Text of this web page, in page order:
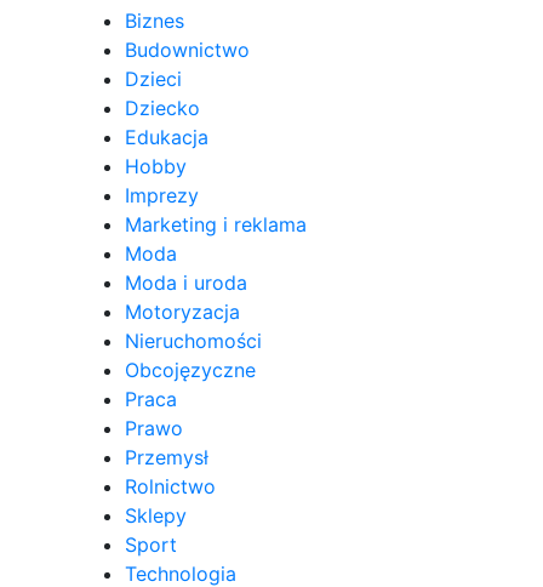
Biznes
Budownictwo
Dzieci
Dziecko
Edukacja
Hobby
Imprezy
Marketing i reklama
Moda
Moda i uroda
Motoryzacja
Nieruchomości
Obcojęzyczne
Praca
Prawo
Przemysł
Rolnictwo
Sklepy
Sport
Technologia